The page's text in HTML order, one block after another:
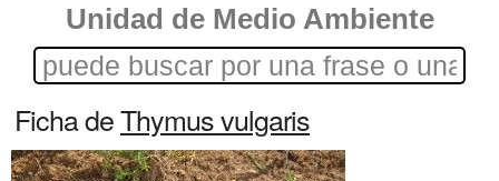
Unidad de Medio Ambiente
Ficha deThymus vulgaris